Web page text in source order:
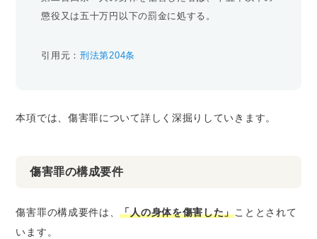
懲役又は五十万円以下の罰金に処する。
引用元：刑法第204条
本項では、傷害罪について詳しく深掘りしていきます。
傷害罪の構成要件
傷害罪の構成要件は、「人の身体を傷害した」こととされて
います。